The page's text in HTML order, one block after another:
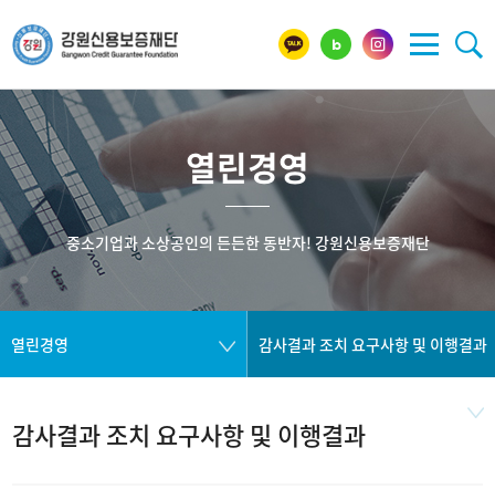
열린경영
중소기업과 소상공인의 든든한 동반자! 강원신용보증재단
열린경영 감사결과 조치 요구사항 및 이행결과
감사결과 조치 요구사항 및 이행결과